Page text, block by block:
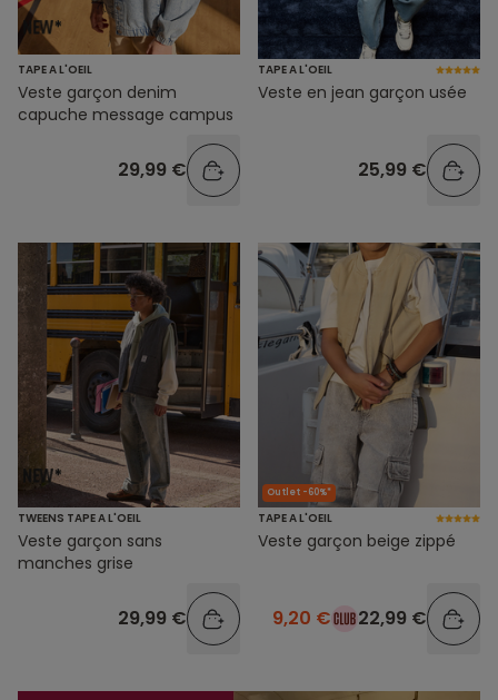
TAPE A L'OEIL
Veste garçon denim
capuche message campus
29,99 €
TAPE A L'OEIL
Veste en jean garçon usée
25,99 €
TWEENS TAPE A L'OEIL
Veste garçon sans
manches grise
29,99 €
Outlet -60%*
TAPE A L'OEIL
Veste garçon beige zippé
9,20 € 22,99 €